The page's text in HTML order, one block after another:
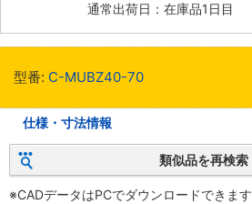
通常出荷日：在庫品1日目
型番: C-MUBZ40-70
仕様・寸法情報
類似品を再検索
※CADデータはPCでダウンロードできます